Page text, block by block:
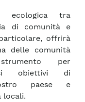
ecologica tra
di comunità e
offrirà
delle comunità
per
obiettivi di
paese e
locali.